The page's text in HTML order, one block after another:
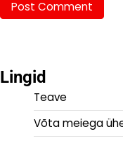
Lingid
Teave
Võta meiega